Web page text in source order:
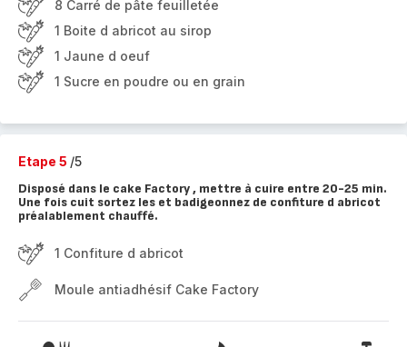
8 Carré de pâte feuilletée
1 Boite d abricot au sirop
1 Jaune d oeuf
1 Sucre en poudre ou en grain
Etape 5 /5
Disposé dans le cake Factory , mettre à cuire entre 20-25 min.
Une fois cuit sortez les et badigeonnez de confiture d abricot
préalablement chauffé.
1 Confiture d abricot
Moule antiadhésif Cake Factory